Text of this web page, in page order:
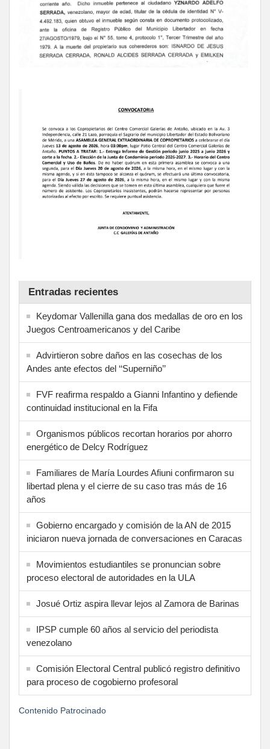
Entradas recientes
Keydomar Vallenilla gana dos medallas de oro en los
Juegos Centroamericanos y del Caribe
Advirtieron sobre daños en las cosechas de los
Andes ante efectos del ‘‘Superniño’’
FVF reafirma respaldo a Gianni Infantino y defiende
continuidad institucional en la Fifa
Organismos públicos recortan horarios por ahorro
energético de Delcy Rodríguez
Familiares de María Lourdes Afiuni confirmaron su
libertad plena y el cierre de su caso tras más de 16
años
Gobierno encargado y comisión de la AN de 2015
iniciaron nueva jornada de conversaciones en Caracas
Movimientos estudiantiles se pronuncian sobre
proceso electoral de autoridades en la ULA
Josué Ortiz aspira llevar lejos al Zamora de Barinas
IPSP cumple 60 años al servicio del periodista
venezolano
Comisión Electoral Central publicó registro definitivo
para proceso de cogobierno profesoral
Contenido Patrocinado